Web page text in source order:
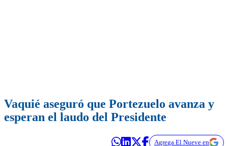
Vaquié aseguró que Portezuelo avanza y
esperan el laudo del Presidente
Agrega El Nueve en